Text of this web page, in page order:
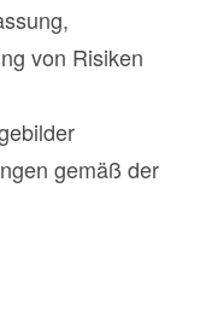
von Risiken
gemäß der